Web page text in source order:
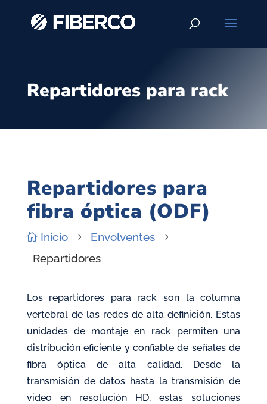
Repartidores para rack
Repartidores para
fibra óptica (ODF)
 Inicio 5 Envolventes 5
Repartidores
Los repartidores para rack son la columna
vertebral de las redes de alta definición. Estas
unidades de montaje en rack permiten una
distribución eficiente y confiable de señales de
fibra óptica de alta calidad. Desde la
transmisión de datos hasta la transmisión de
video en resolución HD, estas soluciones